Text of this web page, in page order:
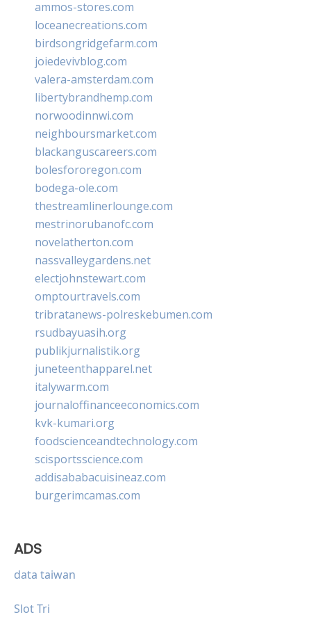
ammos-stores.com
loceanecreations.com
birdsongridgefarm.com
joiedevivblog.com
valera-amsterdam.com
libertybrandhemp.com
norwoodinnwi.com
neighboursmarket.com
blackanguscareers.com
bolesfororegon.com
bodega-ole.com
thestreamlinerlounge.com
mestrinorubanofc.com
novelatherton.com
nassvalleygardens.net
electjohnstewart.com
omptourtravels.com
tribratanews-polreskebumen.com
rsudbayuasih.org
publikjurnalistik.org
juneteenthapparel.net
italywarm.com
journaloffinanceeconomics.com
kvk-kumari.org
foodscienceandtechnology.com
scisportsscience.com
addisababacuisineaz.com
burgerimcamas.com
ADS
data taiwan
Slot Tri